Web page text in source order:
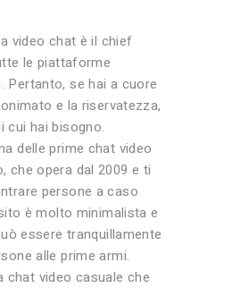
video chat è il chief
le piattaforme
Pertanto, se hai a cuore
e la riservatezza,
cui hai bisogno.
delle prime chat video
che opera dal 2009 e ti
persone a caso
è molto minimalista e
essere tranquillamente
alle prime armi.
chat video casuale che